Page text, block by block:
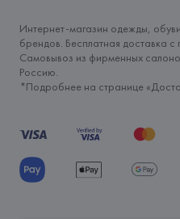
Интернет-магазин одежды,
брендов. Бесплатная доставка
Самовывоз из фирменных
Россию.
*Подробнее на странице «